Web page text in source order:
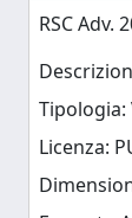
RSC Adv.
Tipologia:
Licenza: